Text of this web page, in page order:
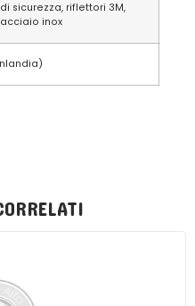
sicurezza, riflettori 3M,
inox